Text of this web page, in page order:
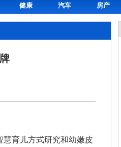
健康 汽车 房产
育儿方式研究和幼嫩皮